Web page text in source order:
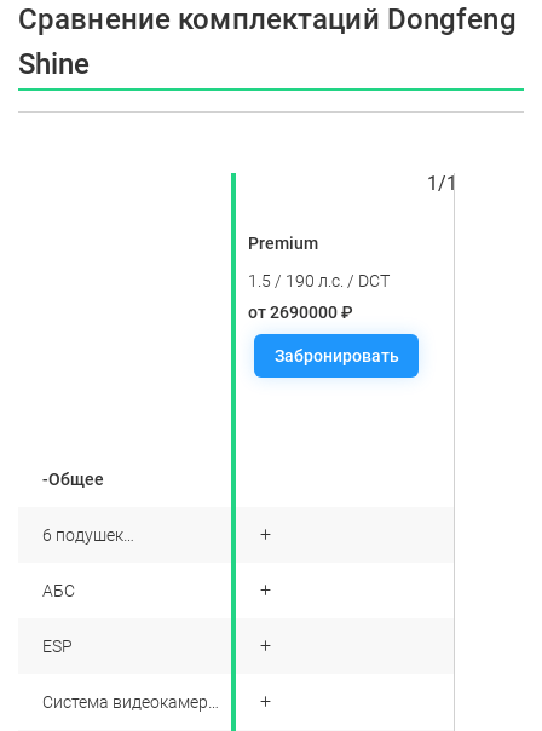
Сравнение комплектаций Dongfeng
Shine
-Общее
6 подушек
АБС
ESP
Система видеокамер
Premium
1.5 / 190 л.с. / DCT
от 2690000 ₽
Забронировать
+
+
+
+
1/1